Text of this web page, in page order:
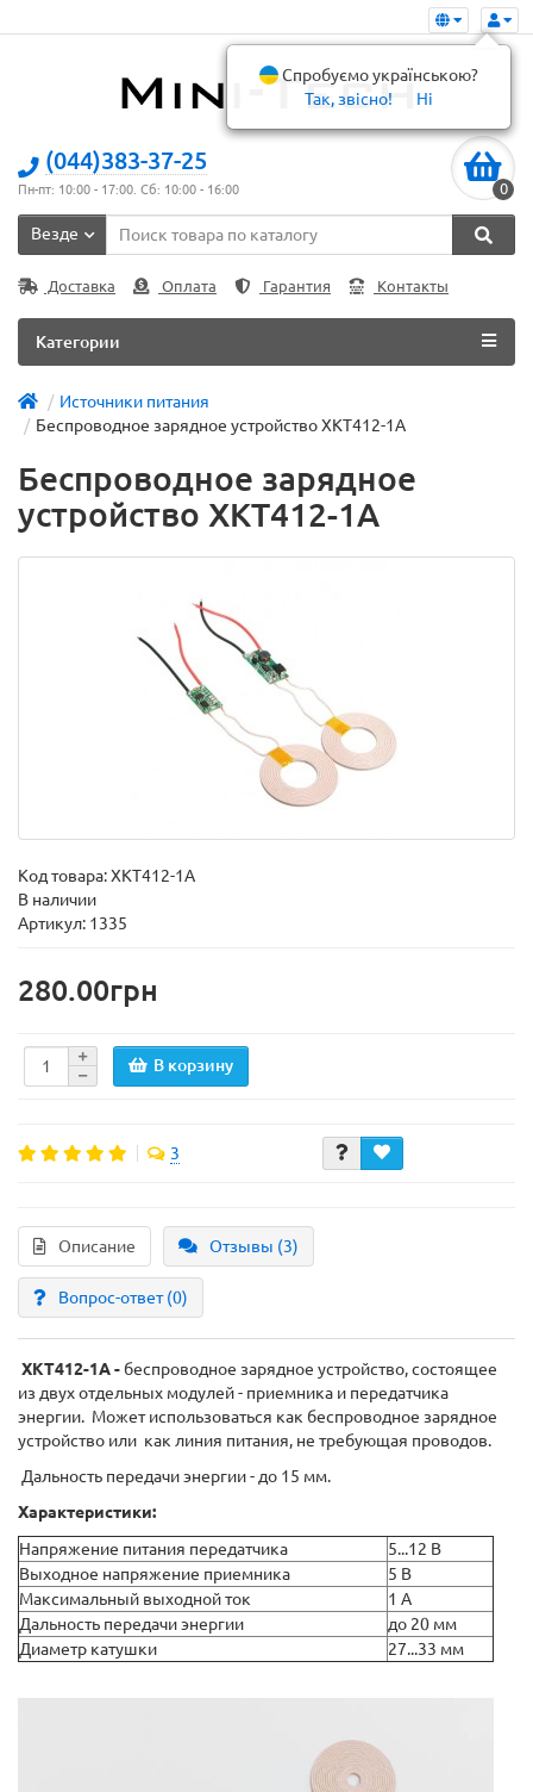
(044)383-37-25
Пн-пт: 10:00 - 17:00. Сб: 10:00 - 16:00 0
Везде
Доставка Оплата Гарантия Контакты
Категории
Источники питания
Беспроводное зарядное устройство XKT412-1A
Беспроводное зарядное
устройство XKT412-1A
Код товара:XKT412-1A
В наличии
Артикул: 1335
280.00грн
В корзину
3
Описание Отзывы (3)
Вопрос-ответ(0)
XKT412-1A - беспроводное зарядное устройство, состоящее
из двух отдельных модулей - приемника и передатчика
энергии. Может использоваться как беспроводное зарядное
устройство или как линия питания, не требующая проводов.
Дальность передачи энергии - до 15 мм.
Характеристики:
Напряжение питания передатчика
5...12 В
Выходное напряжение приемника
5 В
Максимальный выходной ток
1 А
Дальность передачи энергии
до 20 мм
Диаметр катушки
27...33 мм
Спробуємо українською?
Так, звісно!
Ні